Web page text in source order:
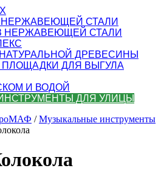
СТАЛИ
НЕРЖАВЕЮЩЕЙ СТАЛИ
ДРЕВЕСИНЫ
ДЛЯ ВЫГУЛА
И ВОДОЙ
ДЛЯ УЛИЦЫ
/Музыкальные инструменты